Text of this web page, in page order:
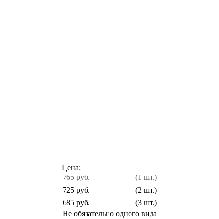
Цена:
765 руб.
(1 шт.)
725 руб.
(2 шт.)
685 руб.
(3 шт.)
Не обязательно одного вида